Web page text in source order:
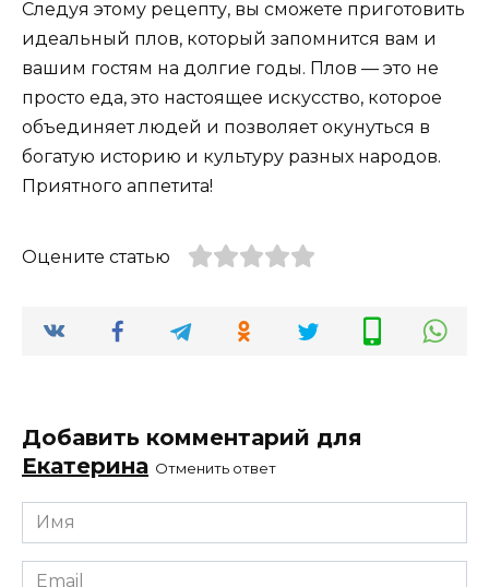
Следуя этому рецепту, вы сможете приготовить
идеальный плов, который запомнится вам и
вашим гостям на долгие годы. Плов — это не
просто еда, это настоящее искусство, которое
объединяет людей и позволяет окунуться в
богатую историю и культуру разных народов.
Приятного аппетита!
Оцените статью
Добавить комментарий для
Екатерина Отменить ответ
Имя
*
Email